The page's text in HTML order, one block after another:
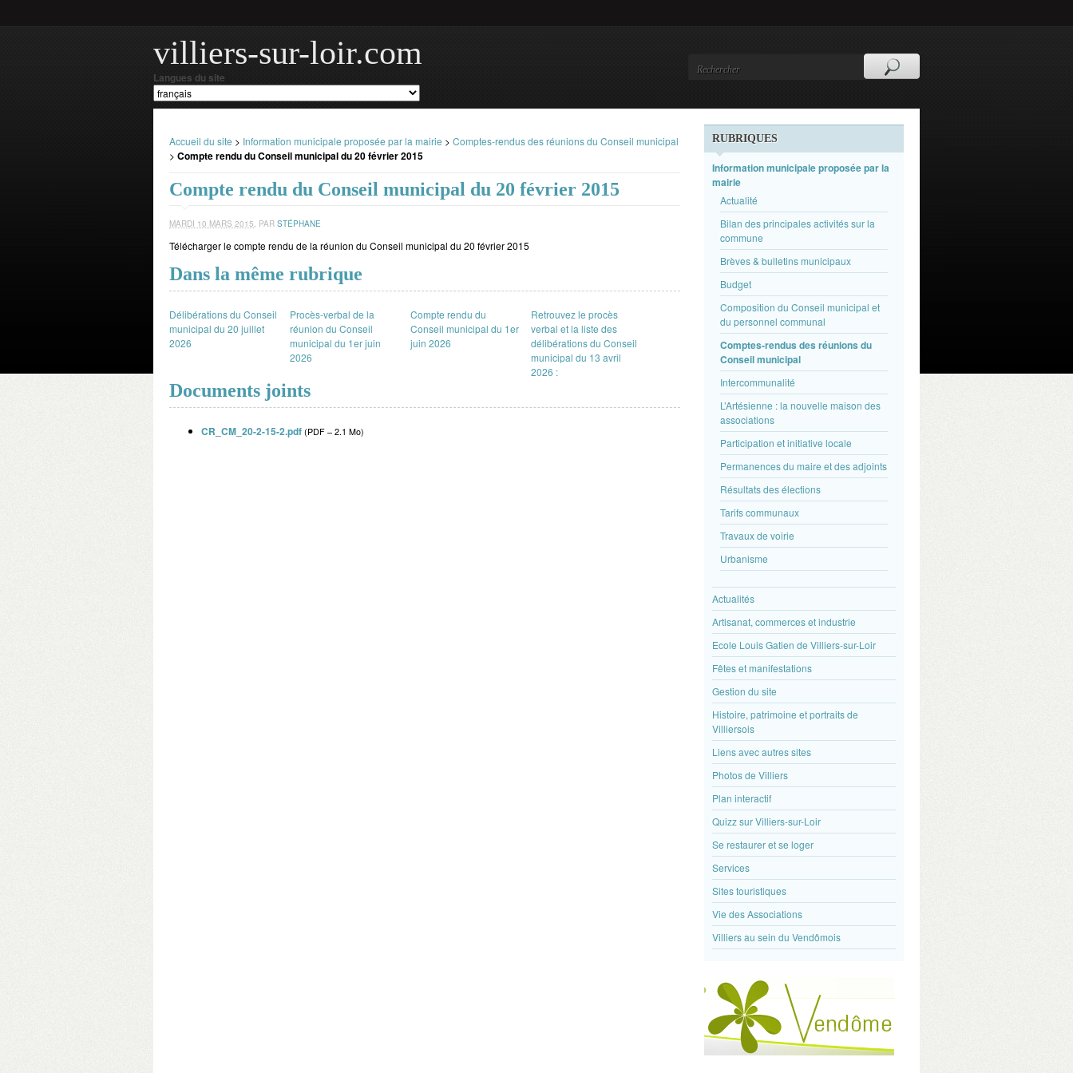
villiers-sur-loir.com
Langues du site
Accueil du site > Information municipale proposée par la mairie > Comptes-rendus des réunions du Conseil municipal
> Compte rendu du Conseil municipal du 20 février 2015
Compte rendu du Conseil municipal du 20 février 2015
MARDI 10 MARS 2015, PAR STÉPHANE
Télécharger le compte rendu de la réunion du Conseil municipal du 20 février 2015
Dans la même rubrique
Délibérations du Conseil
municipal du 20 juillet
2026
Procès-verbal de la
réunion du Conseil
municipal du 1er juin
2026
Compte rendu du
Conseil municipal du 1er
juin 2026
Retrouvez le procès
verbal et la liste des
délibérations du Conseil
municipal du 13 avril
2026 :
Documents joints
CR_CM_20-2-15-2.pdf (PDF – 2.1 Mo)
RUBRIQUES
Information municipale proposée par la
mairie
Actualité
Bilan des principales activités sur la
commune
Brèves & bulletins municipaux
Budget
Composition du Conseil municipal et
du personnel communal
Comptes-rendus des réunions du
Conseil municipal
Intercommunalité
L’Artésienne : la nouvelle maison des
associations
Participation et initiative locale
Permanences du maire et des adjoints
Résultats des élections
Tarifs communaux
Travaux de voirie
Urbanisme
Actualités
Artisanat, commerces et industrie
Ecole Louis Gatien de Villiers-sur-Loir
Fêtes et manifestations
Gestion du site
Histoire, patrimoine et portraits de
Villiersois
Liens avec autres sites
Photos de Villiers
Plan interactif
Quizz sur Villiers-sur-Loir
Se restaurer et se loger
Services
Sites touristiques
Vie des Associations
Villiers au sein du Vendômois